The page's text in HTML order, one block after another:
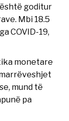
goditur
Mbi 18.5
COVID-19,
monetare
mund të
pa